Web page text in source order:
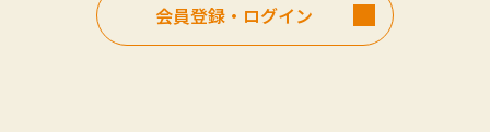
会員登録・ログイン